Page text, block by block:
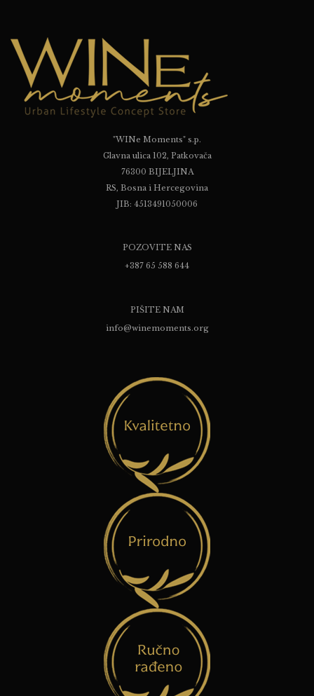
"WINe Moments" s.p.
Glavna ulica 102, Patkovača
76300 BIJELJINA
RS, Bosna i Hercegovina
JIB: 4513491050006
POZOVITE NAS
+387 65 588 644
PIŠITE NAM
info@winemoments.org